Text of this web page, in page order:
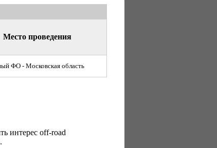
Место проведения
ФО - Московская область
интерес оff-road